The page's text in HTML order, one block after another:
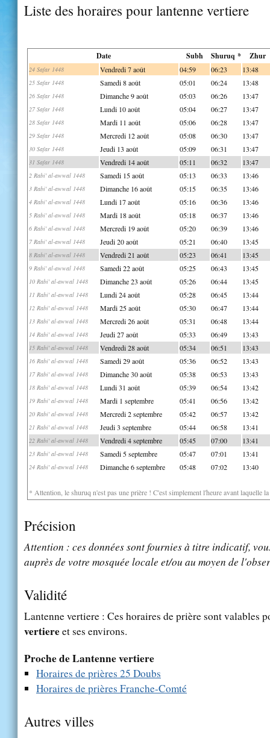
Liste des horaires pour lantenne vertiere
Date Subh Shuruq * Zhur
24 Safar 1448 Vendredi 7 août 04:59 06:23 13:48
25 Safar 1448 Samedi 8 août 05:01 06:24 13:48
26 Safar 1448 Dimanche 9 août 05:03 06:26 13:47
27 Safar 1448 Lundi 10 août 05:04 06:27 13:47
28 Safar 1448 Mardi 11 août 05:06 06:28 13:47
29 Safar 1448 Mercredi 12 août 05:08 06:30 13:47
30 Safar 1448 Jeudi 13 août 05:09 06:31 13:47
31 Safar 1448 Vendredi 14 août 05:11 06:32 13:47
2 Rabi' al-awwal 1448 Samedi 15 août 05:13 06:33 13:46
3 Rabi' al-awwal 1448 Dimanche 16 août 05:15 06:35 13:46
4 Rabi' al-awwal 1448 Lundi 17 août 05:16 06:36 13:46
5 Rabi' al-awwal 1448 Mardi 18 août 05:18 06:37 13:46
6 Rabi' al-awwal 1448 Mercredi 19 août 05:20 06:39 13:46
7 Rabi' al-awwal 1448 Jeudi 20 août 05:21 06:40 13:45
8 Rabi' al-awwal 1448 Vendredi 21 août 05:23 06:41 13:45
9 Rabi' al-awwal 1448 Samedi 22 août 05:25 06:43 13:45
10 Rabi' al-awwal 1448 Dimanche 23 août 05:26 06:44 13:45
11 Rabi' al-awwal 1448 Lundi 24 août 05:28 06:45 13:44
12 Rabi' al-awwal 1448 Mardi 25 août 05:30 06:47 13:44
13 Rabi' al-awwal 1448 Mercredi 26 août 05:31 06:48 13:44
14 Rabi' al-awwal 1448 Jeudi 27 août 05:33 06:49 13:43
15 Rabi' al-awwal 1448 Vendredi 28 août 05:34 06:51 13:43
16 Rabi' al-awwal 1448 Samedi 29 août 05:36 06:52 13:43
17 Rabi' al-awwal 1448 Dimanche 30 août 05:38 06:53 13:43
18 Rabi' al-awwal 1448 Lundi 31 août 05:39 06:54 13:42
19 Rabi' al-awwal 1448 Mardi 1 septembre 05:41 06:56 13:42
20 Rabi' al-awwal 1448 Mercredi 2 septembre 05:42 06:57 13:42
21 Rabi' al-awwal 1448 Jeudi 3 septembre 05:44 06:58 13:41
22 Rabi' al-awwal 1448 Vendredi 4 septembre 05:45 07:00 13:41
23 Rabi' al-awwal 1448 Samedi 5 septembre 05:47 07:01 13:41
24 Rabi' al-awwal 1448 Dimanche 6 septembre 05:48 07:02 13:40
* Attention, le shuruq n'est pas une prière ! C'est simplement l'heure avant laquelle
Précision
Attention : ces données sont fournies à titre indicatif,
auprès de votre mosquée locale et/ou au moyen de
Validité
Lantenne vertiere : Ces horaires de prière sont valables
vertiereet ses environs.
Proche de Lantenne vertiere
Horaires de prières 25 Doubs
Horaires de prières Franche-Comté
Autres villes